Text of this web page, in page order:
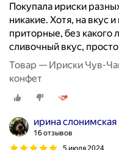
Покупала ириски
никакие. Хотя, на вкус
приторные, без какого
сливочный вкус,
Товар — Ириски Чув-
конфет
ирина слонимская
16 отзывов
5 июля 2024